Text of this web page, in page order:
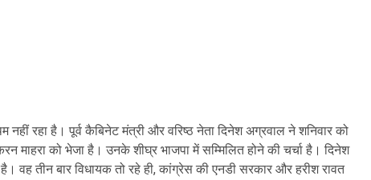
रहा है। पूर्व कैबिनेट मंत्री और वरिष्ठ नेता दिनेश अग्रवाल ने शनिवार को
माहरा को भेजा है। उनके शीघ्र भाजपा में सम्मिलित होने की चर्चा है। दिनेश
वह तीन बार विधायक तो रहे ही, कांग्रेस की एनडी सरकार और हरीश रावत